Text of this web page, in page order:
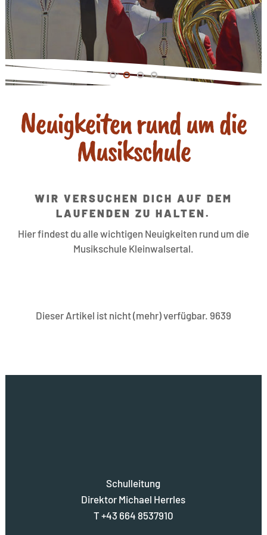
Neuigkeiten rund um die
Musikschule
WIR VERSUCHEN DICH AUF DEM
LAUFENDEN ZU HALTEN.
Hier findest du alle wichtigen Neuigkeiten rund um die
Musikschule Kleinwalsertal.
Dieser Artikel ist nicht (mehr) verfügbar. 9639
Schulleitung
Direktor Michael Herrles
T +43 664 8537910